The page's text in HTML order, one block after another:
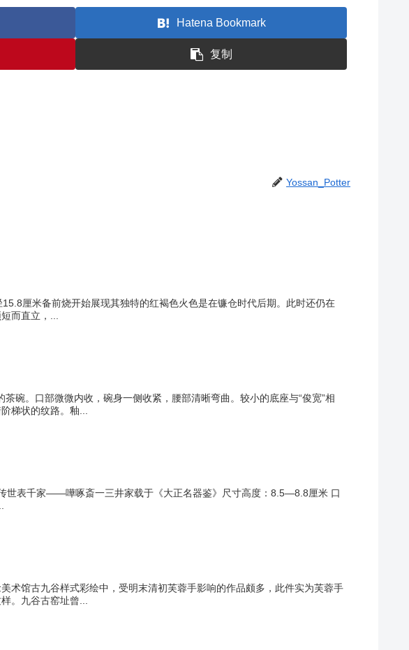
Hatena Bookmark
复制
Yossan_Potter
厘米备前烧开始展现其独特的红褐色火色是在镰仓时代后期。此时还仍在
而直立，...
碗。口部微微内收，碗身一侧收紧，腰部清晰弯曲。较小的底座与“俊宽”相
梯状的纹路。釉...
世表千家——嘩啄斎一三井家载于《大正名器鉴》尺寸高度：8.5—8.8厘米 口
术馆古九谷样式彩绘中，受明末清初芙蓉手影响的作品颇多，此件实为芙蓉手
。九谷古窑址曾...